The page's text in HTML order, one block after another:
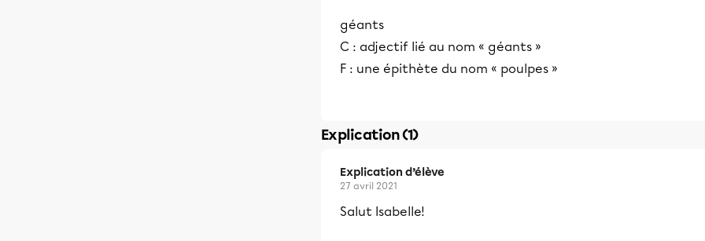
géants
C : adjectif lié au nom « géants »
F : une épithète du nom « poulpes »
Explication (1)
Explication d’élève
27 avril 2021
Salut Isabelle!